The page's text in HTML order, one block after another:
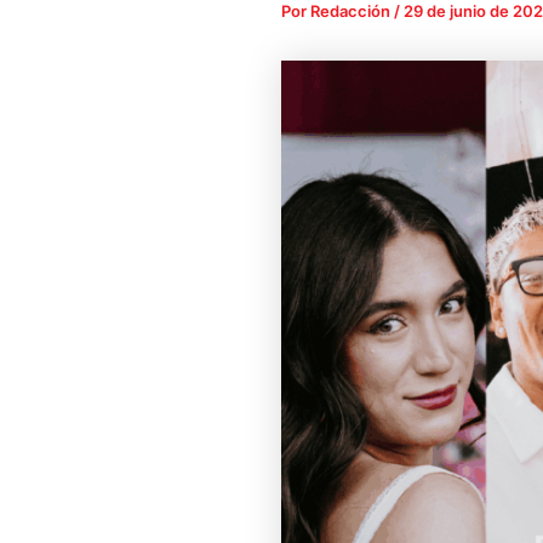
Por Redacción / 29 de junio de